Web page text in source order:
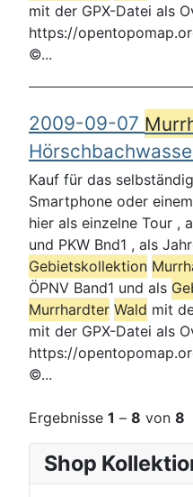
mit der GPX-Datei als
https://
©...
2009-09-07
Kauf für das
Smartphone oder
hier als einzelne Tour ,
und PKW Bnd1 , als
Gebietskollektion
ÖPNV Band1 und als
Murrhardter Wald mit
mit der GPX-Datei als
https://
©...
Ergebnisse 1 – 8 von 8
Shop